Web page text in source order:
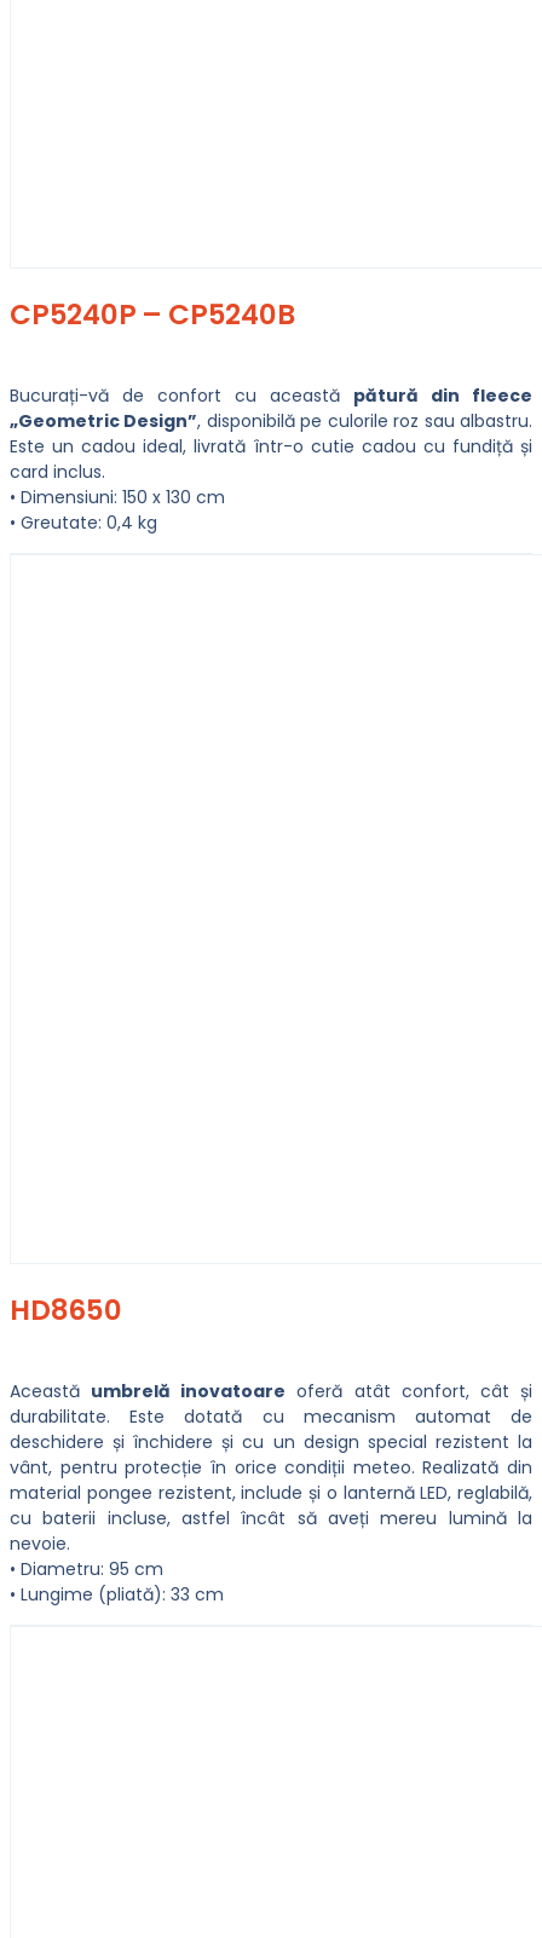
CP5240P – CP5240B
Bucurați-vă de confort cu această pătură din fleece
„Geometric Design”, disponibilă pe culorile roz sau albastru.
Este un cadou ideal, livrată într-o cutie cadou cu fundiță și
card inclus.
• Dimensiuni: 150 x 130 cm
• Greutate: 0,4 kg
HD8650
Această umbrelă inovatoare oferă atât confort, cât și
durabilitate. Este dotată cu mecanism automat de
deschidere și închidere și cu un design special rezistent la
vânt, pentru protecție în orice condiții meteo. Realizată din
material pongee rezistent, include și o lanternă LED, reglabilă,
cu baterii incluse, astfel încât să aveți mereu lumină la
nevoie.
• Diametru: 95 cm
• Lungime (pliată): 33 cm